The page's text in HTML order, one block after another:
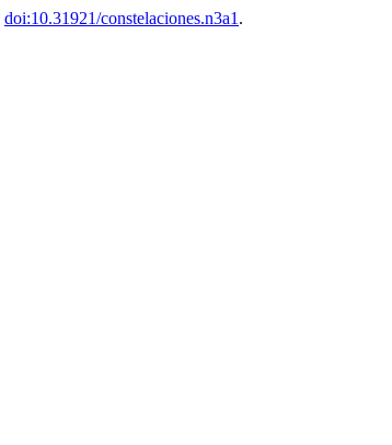
doi:10.31921/constelaciones.n3a1 .